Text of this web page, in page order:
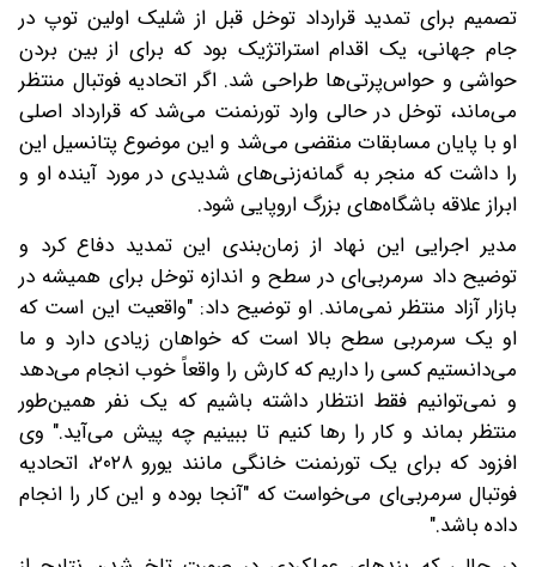
تصمیم برای تمدید قرارداد توخل قبل از شلیک اولین توپ در
جام جهانی، یک اقدام استراتژیک بود که برای از بین بردن
حواشی و حواس‌پرتی‌ها طراحی شد. اگر اتحادیه فوتبال منتظر
می‌ماند، توخل در حالی وارد تورنمنت می‌شد که قرارداد اصلی
او با پایان مسابقات منقضی می‌شد و این موضوع پتانسیل این
را داشت که منجر به گمانه‌زنی‌های شدیدی در مورد آینده او و
ابراز علاقه باشگاه‌های بزرگ اروپایی شود.
مدیر اجرایی این نهاد از زمان‌بندی این تمدید دفاع کرد و
توضیح داد سرمربی‌ای در سطح و اندازه توخل برای همیشه در
بازار آزاد منتظر نمی‌ماند. او توضیح داد: "واقعیت این است که
او یک سرمربی سطح بالا است که خواهان زیادی دارد و ما
می‌دانستیم کسی را داریم که کارش را واقعاً خوب انجام می‌دهد
و نمی‌توانیم فقط انتظار داشته باشیم که یک نفر همین‌طور
منتظر بماند و کار را رها کنیم تا ببینیم چه پیش می‌آید." وی
افزود که برای یک تورنمنت خانگی مانند یورو ۲۰۲۸، اتحادیه
فوتبال سرمربی‌ای می‌خواست که "آنجا بوده و این کار را انجام
داده باشد."